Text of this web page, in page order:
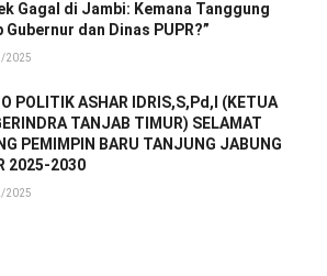
Gagal di Jambi: Kemana Tanggung
Gubernur dan Dinas PUPR?”
2025
POLITIK ASHAR IDRIS,S,Pd,I (KETUA
TANJAB TIMUR) SELAMAT
PEMIMPIN BARU TANJUNG JABUNG
2025-2030
2025